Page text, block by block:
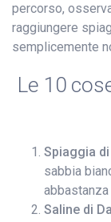
percorso,
raggiungere
semplicemente
Le 10
Spiaggia
sabbia
abbastanza
Saline di